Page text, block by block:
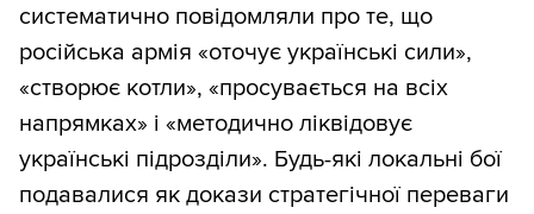
систематично повідомляли про те, що
російська армія «оточує українські сили»,
«створює котли», «просувається на всіх
напрямках» і «методично ліквідовує
українські підрозділи». Будь-які локальні бої
подавалися як докази стратегічної переваги